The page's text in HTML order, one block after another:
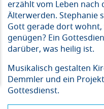
erzählt vom Leben nach
Älterwerden. Stephanie
Gott gerade dort
genügen? Ein
darüber, was heilig ist.
Musikalisch gestalten
Demmler und ein
Gottesdienst.